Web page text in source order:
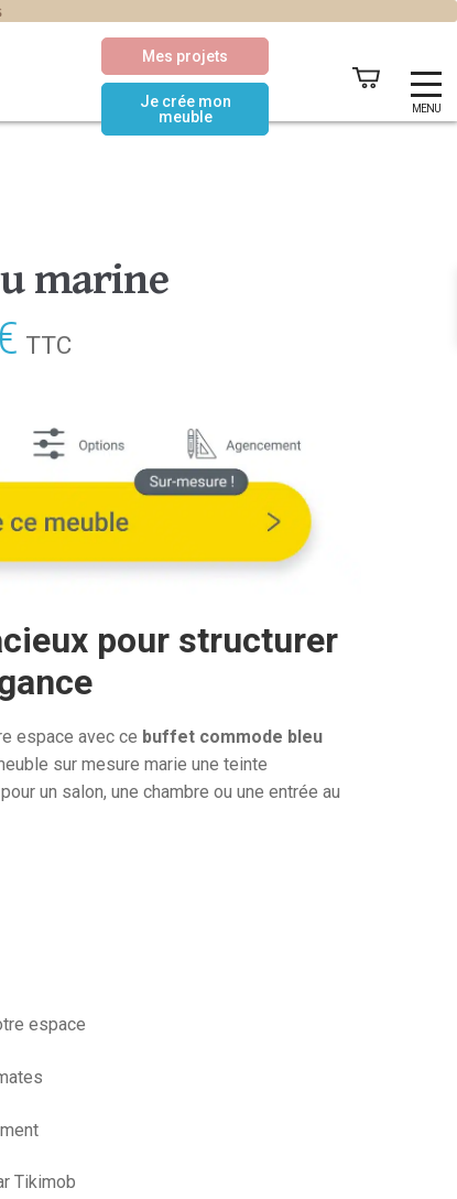
MENU
Mes projets
Je crée mon
meuble
marine
Le
actuel
est :
2
211,68€.
TTC
pour structurer
espace avec ce buffet commode bleu
sur mesure marie une teinte
un salon, une chambre ou une entrée au
espace
Tikimob